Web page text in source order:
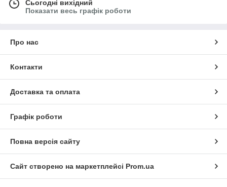
Сьогодні вихідний
Показати весь графік роботи
Про нас
Контакти
Доставка та оплата
Графік роботи
Повна версія сайту
Сайт створено на маркетплейсі Prom.ua